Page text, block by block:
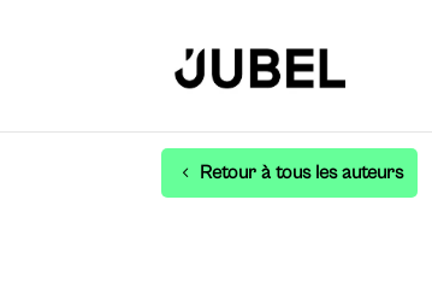
Retour à tous les auteurs